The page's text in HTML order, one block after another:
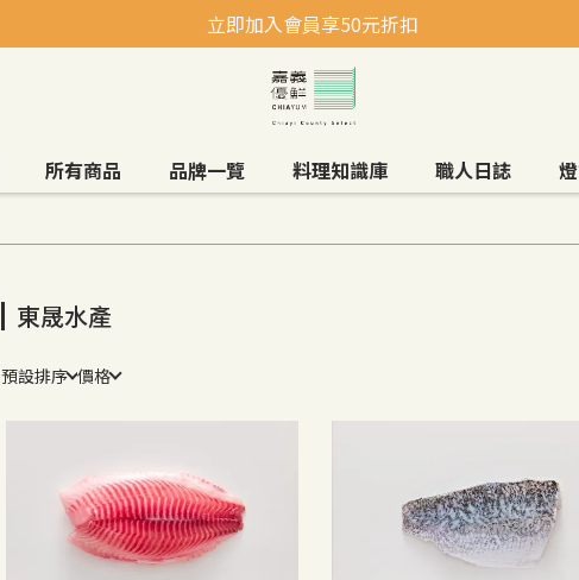
立即加入會員享50元折扣
所有商品 品牌一覽 料理知識庫 職人日誌
東晟水產
預設排序 價格